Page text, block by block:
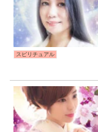
スピリチュアル